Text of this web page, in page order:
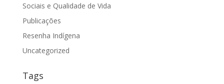
Sociais e Qualidade de Vida
Publicações
Resenha Indígena
Uncategorized
Tags